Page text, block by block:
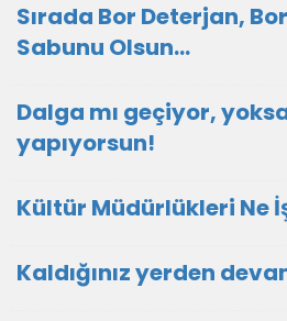
Sırada Bor Deterjan,
Sabunu Olsun…
Dalga mı geçiyor,
yapıyorsun!
Kültür Müdürlükleri Ne
Kaldığınız yerden